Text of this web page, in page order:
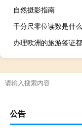
自然摄影指南
千分尺零位读数是什么
公告